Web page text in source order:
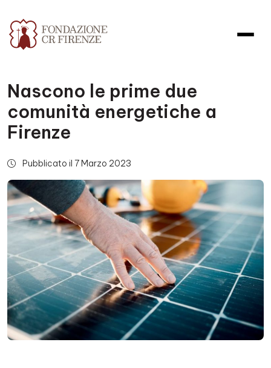
Nascono le prime due
comunità energetiche a
Firenze
Pubblicato il 7 Marzo 2023